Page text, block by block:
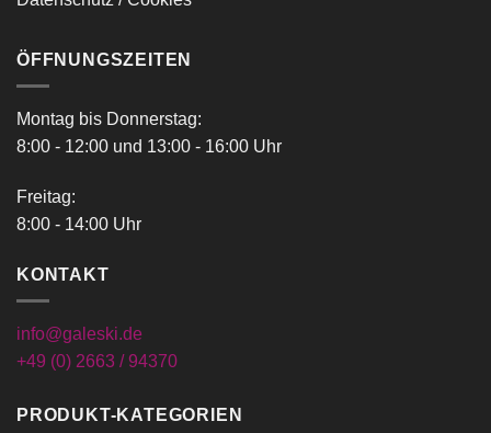
ÖFFNUNGSZEITEN
Montag bis Donnerstag:
8:00 - 12:00 und 13:00 - 16:00 Uhr
Freitag:
8:00 - 14:00 Uhr
KONTAKT
info@galeski.de
+49 (0) 2663 / 94370
PRODUKT-KATEGORIEN